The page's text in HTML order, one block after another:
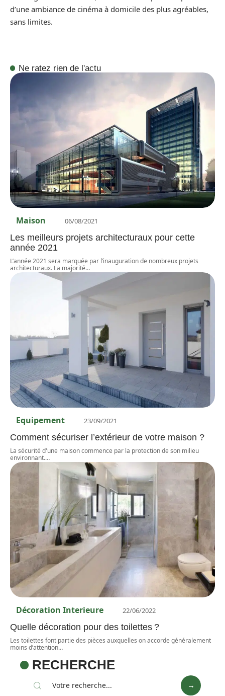
d’une ambiance de cinéma à domicile des plus agréables,
sans limites.
Ne ratez rien de l'actu
Maison 06/08/2021
Les meilleurs projets architecturaux pour cette
année 2021
L’année 2021 sera marquée par l’inauguration de nombreux projets
architecturaux. La majorité…
Equipement 23/09/2021
Comment sécuriser l’extérieur de votre maison ?
La sécurité d'une maison commence par la protection de son milieu
environnant.…
Décoration Interieure 22/06/2022
Quelle décoration pour des toilettes ?
Les toilettes font partie des pièces auxquelles on accorde généralement
moins d’attention…
RECHERCHE